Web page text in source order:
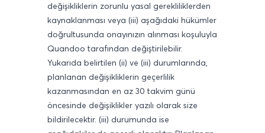
değişikliklerin zorunlu yasal gerekliliklerden
kaynaklanması veya (iii) aşağıdaki hükümler
doğrultusunda onayınızın alınması koşuluyla
Quandoo tarafından değiştirilebilir.
Yukarıda belirtilen (ii) ve (iii) durumlarında,
planlanan değişikliklerin geçerlilik
kazanmasından en az 30 takvim günü
öncesinde değişiklikler yazılı olarak size
bildirilecektir. (iii) durumunda ise